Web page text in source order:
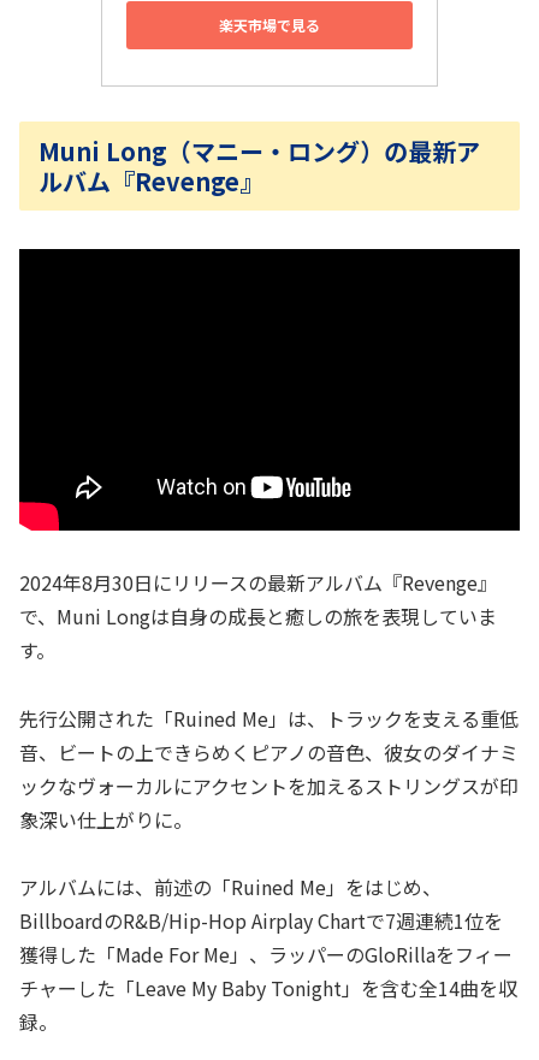
楽天市場で見る
Muni Long（マニー・ロング）の最新ア
ルバム『Revenge』
2024年8月30日にリリースの最新アルバム『Revenge』
で、Muni Longは自身の成長と癒しの旅を表現していま
す。
先行公開された「Ruined Me」は、トラックを支える重低
音、ビートの上できらめくピアノの音色、彼女のダイナミ
ックなヴォーカルにアクセントを加えるストリングスが印
象深い仕上がりに。
アルバムには、前述の「Ruined Me」をはじめ、
BillboardのR&B/Hip-Hop Airplay Chartで7週連続1位を
獲得した「Made For Me」、ラッパーのGloRillaをフィー
チャーした「Leave My Baby Tonight」を含む全14曲を収
録。